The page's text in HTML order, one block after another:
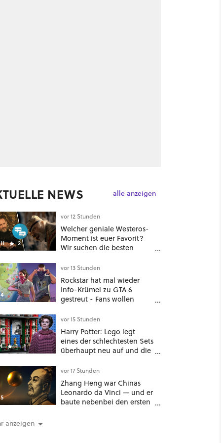
NEWS alle anzeigen
2
vor 12 Stunden
Welcher geniale Westeros-
Moment ist euer Favorit?
Wir suchen die besten
Thrones, House of the
Dragon und Knight of the
Seven Kingdoms
vor 13 Stunden
Rockstar hat mal wieder
Info-Krümel zu GTA 6
gestreut - Fans wollen
kommenden Open-World-
Hits ablesen können
1
vor 15 Stunden
Harry Potter: Lego legt
eines der schlechtesten Sets
überhaupt neu auf und die
wieder kritisch
vor 17 Stunden
Zhang Heng war Chinas
Leonardo da Vinci — und er
baute nebenbei den ersten
anzeigen